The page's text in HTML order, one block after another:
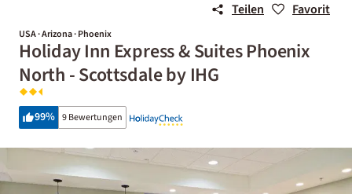
Teilen Favorit
USA · Arizona · Phoenix
Holiday Inn Express & Suites Phoenix
North - Scottsdale by IHG
99% 9 Bewertungen